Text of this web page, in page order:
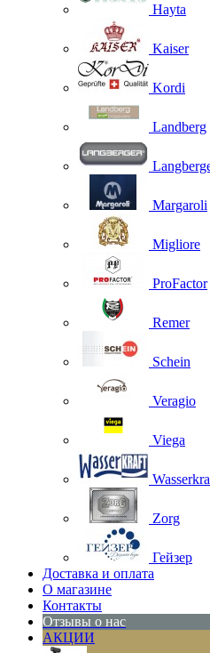
Hayta
Kaiser
Kordi
Landberg
Margaroli
Migliore
ProFactor
Remer
Schein
Veragio
Viega
Zorg
Гейзер
Доставка и оплата
О магазине
Контакты
Отзывы о нас
АКЦИИ